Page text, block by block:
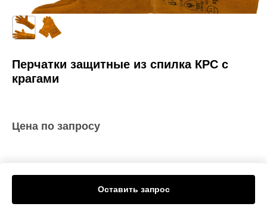
Перчатки защитные из спилка КРС с
крагами
Оставить запрос
Цена по запросу